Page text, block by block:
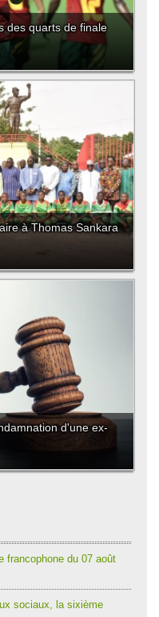
des quarts de finale
à Thomas Sankara
d'une ex-
francophone du 07 août
sociaux, la sixième